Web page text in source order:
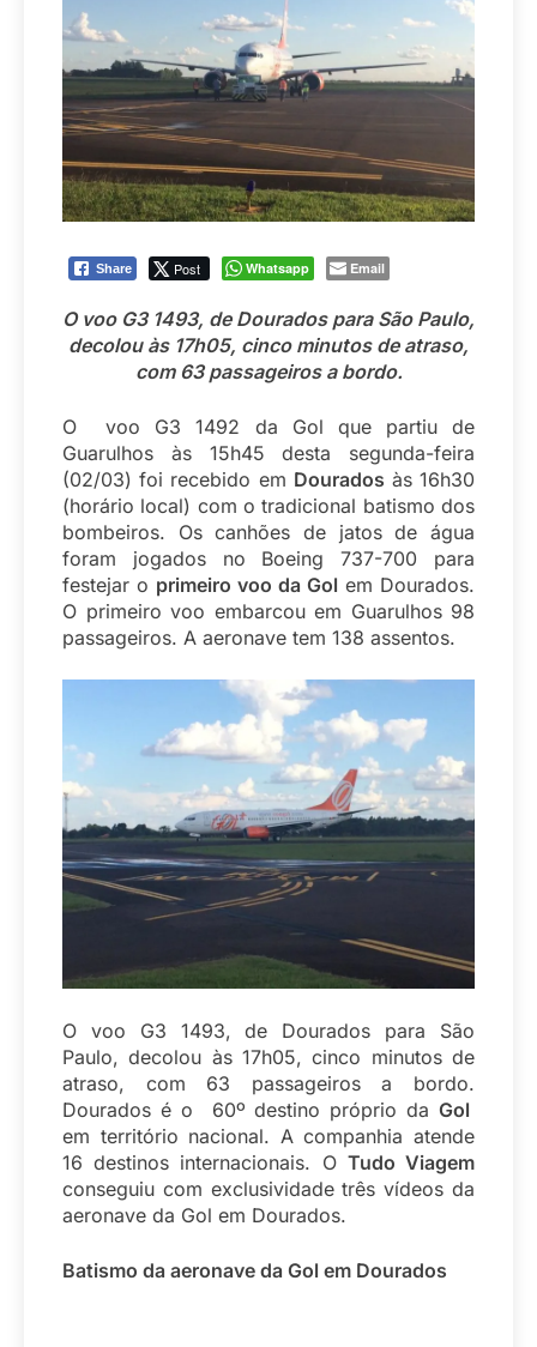
Share Post Whatsapp Email
O voo G3 1493, de Dourados para São Paulo,
decolou às 17h05, cinco minutos de atraso,
com 63 passageiros a bordo.
O voo G3 1492 da Gol que partiu de
Guarulhos às 15h45 desta segunda-feira
(02/03) foi recebido em Dourados às 16h30
(horário local) com o tradicional batismo dos
bombeiros. Os canhões de jatos de água
foram jogados no Boeing 737-700 para
festejar o primeiro voo da Gol em Dourados.
O primeiro voo embarcou em Guarulhos 98
passageiros. A aeronave tem 138 assentos.
O voo G3 1493, de Dourados para São
Paulo, decolou às 17h05, cinco minutos de
atraso, com 63 passageiros a bordo.
Dourados é o 60º destino próprio da Gol
em território nacional. A companhia atende
16 destinos internacionais. O Tudo Viagem
conseguiu com exclusividade três vídeos da
aeronave da Gol em Dourados.
Batismo da aeronave da Gol em Dourados